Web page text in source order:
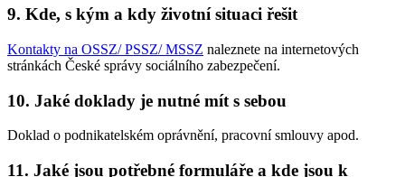
9. Kde, s kým a kdy životní situaci řešit
Kontakty na OSSZ/ PSSZ/ MSSZ naleznete na internetových
stránkách České správy sociálního zabezpečení.
10. Jaké doklady je nutné mít s sebou
Doklad o podnikatelském oprávnění, pracovní smlouvy apod.
11. Jaké jsou potřebné formuláře a kde jsou k